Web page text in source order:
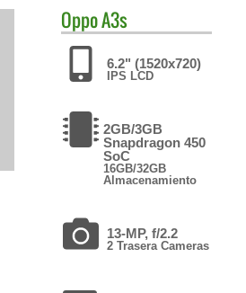
OppoA3s
6.2" (1520x720)
IPS LCD
2GB/3GB
Snapdragon 450
SoC
16GB/32GB
Almacenamiento
13-MP, f/2.2
2 Trasera Cameras